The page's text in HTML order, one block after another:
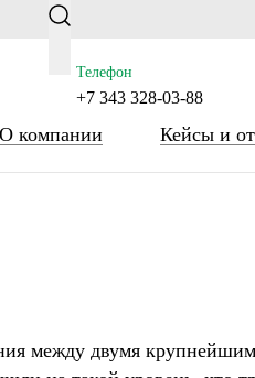
header-custom.php on
Телефон
+7 343 328-03-88
О компании Кейсы и
между двумя